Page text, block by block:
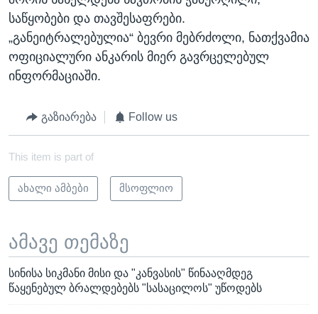
საწყობები და თავშესაფრები.
„განეიტრალებულია“ ბევრი მებრძოლი, ნათქვამია
ოფიციალური ანკარის მიერ გავრცელებულ
ინფორმაციაში.
გაზიარება Follow us
This item is part of
ახალი ამბები მსოფლიო
ამავე თემაზე
სინისა სიკმანი მისი და "კანვასის" წინააღმდეგ
წაყენებულ ბრალდებებს "სასაცილოს" უწოდებს